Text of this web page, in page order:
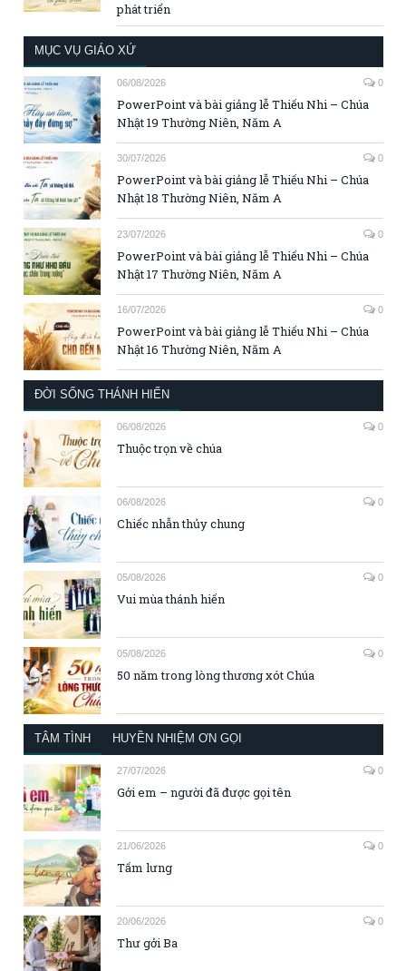
phát triển
MỤC VỤ GIÁO XỨ
06/08/2026 0
PowerPoint và bài giảng lễ Thiếu Nhi – Chúa
Nhật 19 Thường Niên, Năm A
30/07/2026 0
PowerPoint và bài giảng lễ Thiếu Nhi – Chúa
Nhật 18 Thường Niên, Năm A
23/07/2026 0
PowerPoint và bài giảng lễ Thiếu Nhi – Chúa
Nhật 17 Thường Niên, Năm A
16/07/2026 0
PowerPoint và bài giảng lễ Thiếu Nhi – Chúa
Nhật 16 Thường Niên, Năm A
ĐỜI SỐNG THÁNH HIẾN
06/08/2026 0
Thuộc trọn về chúa
06/08/2026 0
Chiếc nhẫn thủy chung
05/08/2026 0
Vui mùa thánh hiến
05/08/2026 0
50 năm trong lòng thương xót Chúa
TÂM TÌNH HUYỀN NHIỆM ƠN GỌI
27/07/2026 0
Gởi em – người đã được gọi tên
21/06/2026 0
Tấm lưng
20/06/2026 0
Thư gởi Ba